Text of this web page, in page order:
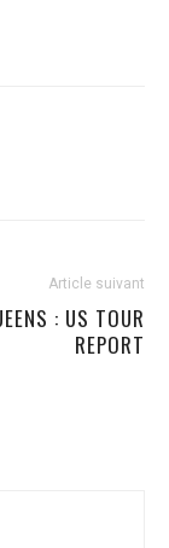
Article suivant
: US TOUR
REPORT